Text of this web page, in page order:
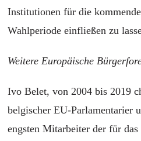
Institutionen für die
Wahlperiode einfließen zu
Weitere Europäische
Ivo Belet, von 2004 bis 2019
belgischer EU-Parlamentarier
engsten Mitarbeiter der für